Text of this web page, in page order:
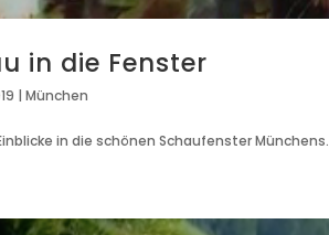
in die Fenster
|München
in die schönen Schaufenster Münchens.